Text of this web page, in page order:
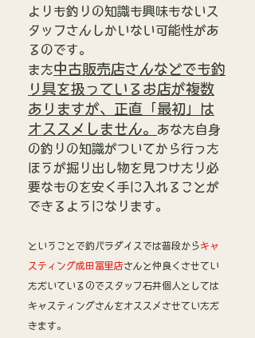
よりも釣りの知識も興味もないス
タッフさんしかいない可能性があ
るのです。
また中古販売店さんなどでも釣
り具を扱っているお店が複数
ありますが、正直「最初」は
オススメしません。
あなた自身
の釣りの知識がついてから行った
ほうが掘り出し物を見つけたり必
要なものを安く手に入れることが
できるようになります。
ということで釣パラダイスでは普段からキャ
スティング成田冨里店さんと仲良くさせてい
ただいているのでスタッフ石井個人としては
キャスティングさんをオススメさせていただ
きます。